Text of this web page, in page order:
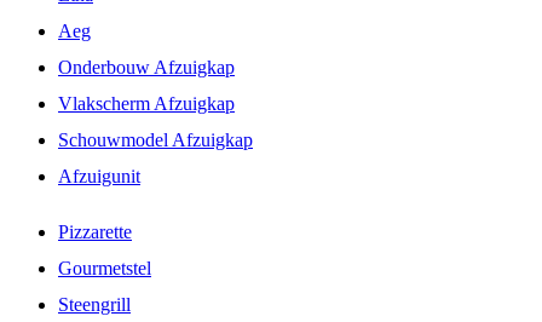
Aeg
Onderbouw Afzuigkap
Vlakscherm Afzuigkap
Schouwmodel Afzuigkap
Afzuigunit
Pizzarette
Gourmetstel
Steengrill